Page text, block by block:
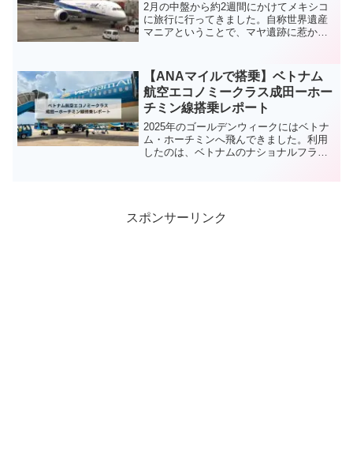
2月の中盤から約2週間にかけてメキシコ
に旅行に行ってきました。自称世界遺産
マニアということで、マヤ遺跡に惹かれ
から言えばとても満足な旅行になったと
思います。今まで様々な国を回っている
のですが実はANAの国際線を利用するの
は初めてでとても楽しみにしていたフラ
イトでした。
【ANAマイルで搭乗】ベトナム
航空エコノミークラス成田ーホー
チミン線搭乗レポート
2025年のゴールデンウィークにはベトナ
ム・ホーチミンへ飛んできました。利用
したのは、ベトナムのナショナルフラッ
フライヤーズ会員のため、様々な特典を
受けることもできました。今回の記事で
スポンサーリンク